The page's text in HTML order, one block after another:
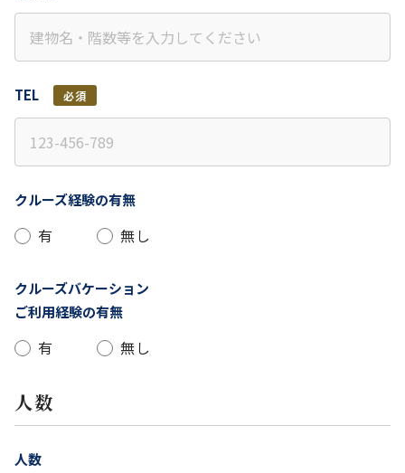
TEL 必須
クルーズ経験の有無
有 無し
クルーズバケーション
ご利用経験の有無
有 無し
人数
人数